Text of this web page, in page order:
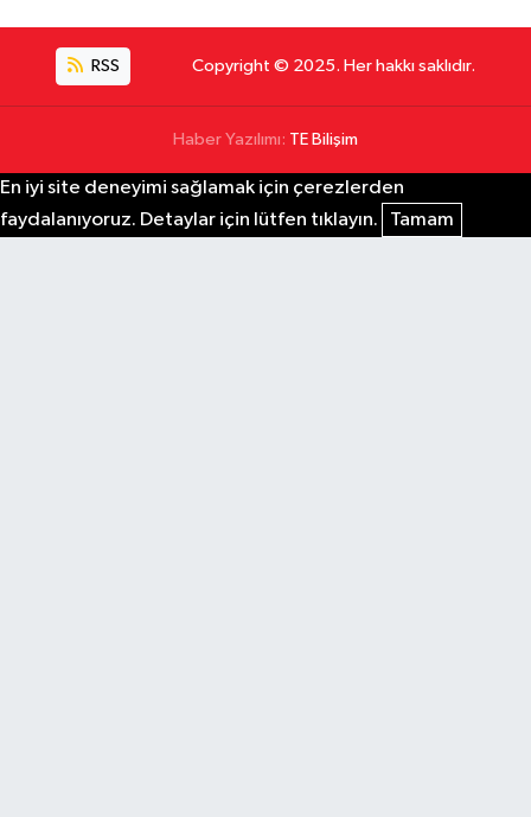
RSS Copyright © 2025. Her hakkı saklıdır.
Haber Yazılımı: TE Bilişim
En iyi site deneyimi sağlamak için çerezlerden
faydalanıyoruz. Detaylar için lütfen tıklayın.
Tamam